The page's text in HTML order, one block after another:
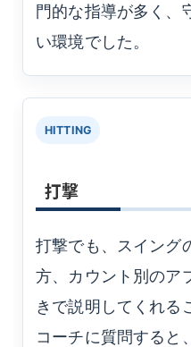
門的な指導が多く、
い環境でした。
HITTING
打撃
打撃でも、スイング
方、カウント別のア
きで説明してくれる
コーチに質問すると